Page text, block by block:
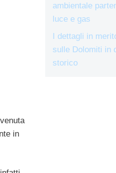
in
ambientale
luce e gas
I dettagli in
sulle Dolomiti in
storico